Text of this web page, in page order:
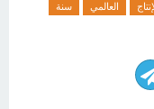
العالمي
سنة